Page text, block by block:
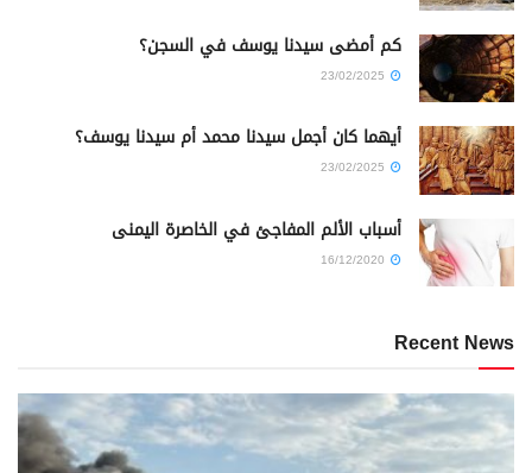
كم أمضى سيدنا يوسف في السجن؟
أيهما كان أجمل سيدنا محمد أم سيدنا يوسف؟
أسباب الألم المفاجئ في الخاصرة اليمنى
Recent News